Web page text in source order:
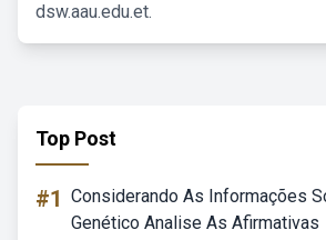
dsw.aau.edu.et.
Top Post
#1 Considerando As Informações
Genético Analise As Afirmativas